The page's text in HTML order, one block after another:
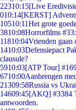
22310:15[Live
010:14[KERST]
10510:11Het grote
3810:08Horrorfilms
11810:04Vrienden gaan
1410:03Defensiepact
clausule?
5910:03[ATP Tour]
6710:00Aanbrengen
21309:58Russia vs
14609:45[AKQ] #3384
antwoorden.